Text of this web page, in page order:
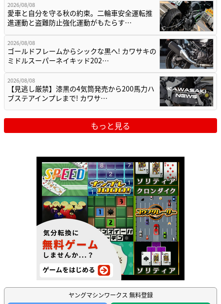
2026/08/08
愛車と自分を守る秋の約束。二輪車安全運転推
進運動と盗難防止強化運動がもたらす…
2026/08/08
ゴールドフレームからシックな黒へ! カワサキの
ミドルスーパーネイキッド202…
2026/08/08
【見逃し厳禁】漆黒の4気筒発売から200馬力ハ
ブステアインプレまで! カワサ…
もっと見る
ヤングマシンワークス 無料登録